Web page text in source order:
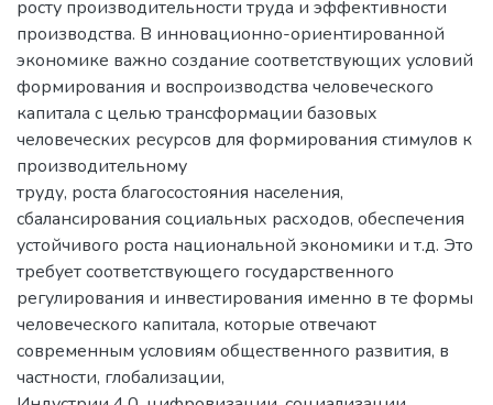
росту производительности труда и эффективности
производства. В инновационно-ориентированной
экономике важно создание соответствующих условий
формирования и воспроизводства человеческого
капитала с целью трансформации базовых
человеческих ресурсов для формирования стимулов к
производительному
труду, роста благосостояния населения,
сбалансирования социальных расходов, обеспечения
устойчивого роста национальной экономики и т.д. Это
требует соответствующего государственного
регулирования и инвестирования именно в те формы
человеческого капитала, которые отвечают
современным условиям общественного развития, в
частности, глобализации,